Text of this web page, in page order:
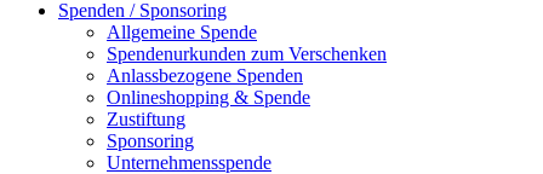
Spenden / Sponsoring
Allgemeine Spende
Spendenurkunden zum Verschenken
Anlassbezogene Spenden
Onlineshopping & Spende
Zustiftung
Sponsoring
Unternehmensspende